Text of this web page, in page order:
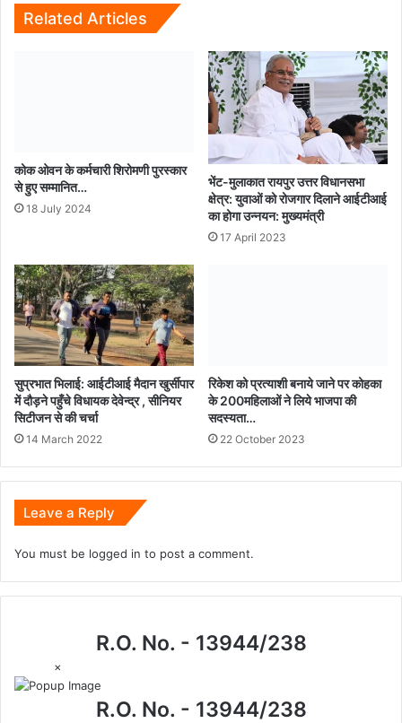
का
फरार
Related Articles
कोक ओवन के कर्मचारी शिरोमणी पुरस्कार
से हुए सम्मानित…
18 July 2024
भेंट-मुलाकात रायपुर उत्तर विधानसभा
क्षेत्र: युवाओं को रोजगार दिलाने आईटीआई
का होगा उन्नयन: मुख्यमंत्री
17 April 2023
सुप्रभात भिलाई: आईटीआई मैदान खुर्सीपार
में दौड़ने पहुँचे विधायक देवेन्द्र , सीनियर
सिटीजन से की चर्चा
14 March 2022
रिकेश को प्रत्याशी बनाये जाने पर कोहका
के 200महिलाओं ने लिये भाजपा की
सदस्यता…
22 October 2023
Leave a Reply
You must be logged in to post a comment.
R.O. No. - 13944/238
×
R.O. No. - 13944/238